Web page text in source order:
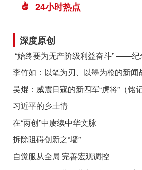
24小时热点
深度原创
习近平的乡土情
在“两创”中赓续中华文脉
拆除阻碍创新之“墙”
自觉服从全局 完善宏观调控